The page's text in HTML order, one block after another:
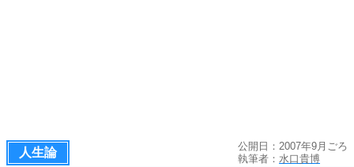
人生論
公開日：2007年9月ごろ
執筆者： 水口貴博